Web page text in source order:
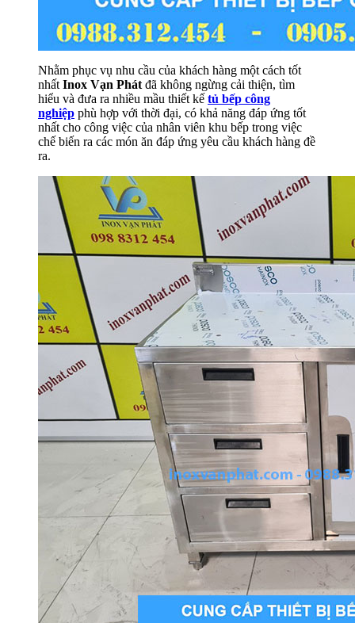
Nhằm phục vụ nhu cầu của khách hàng một cách tốt
nhấtInox Vạn Phátđã không ngừng cải thiện, tìm
hiểu và đưa ra nhiều mầu thiết kế tủ bếp công
nghiệp phù hợp với thời đại, có khả năng đáp ứng tốt
nhất cho công việc của nhân viên khu bếp trong việc
chế biến ra các món ăn đáp ứng yêu cầu khách hàng đề
ra.